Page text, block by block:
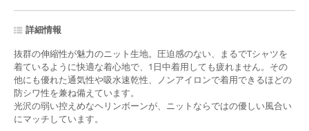
詳細情報
抜群の伸縮性が魅力のニット生地。圧迫感のない、まるでTシャツを
着ているように快適な着心地で、1日中着用しても疲れません。その
他にも優れた通気性や吸水速乾性、ノンアイロンで着用できるほどの
防シワ性を兼ね備えています。
光沢の弱い控えめなヘリンボーンが、ニットならではの優しい風合い
にマッチしています。